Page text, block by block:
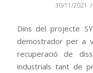
30/11/2021 /
Dins del projecte
demostrador per a
recuperació de
industrials tant de